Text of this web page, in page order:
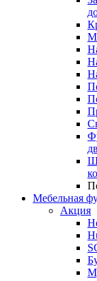
Мебельная
Акция